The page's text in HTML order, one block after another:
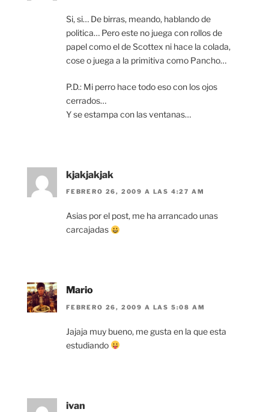
Si, si… De birras, meando, hablando de
politica… Pero este no juega con rollos de
papel como el de Scottex ni hace la colada,
cose o juega a la primitiva como Pancho…
P.D.: Mi perro hace todo eso con los ojos
cerrados…
Y se estampa con las ventanas…
kjakjakjak
FEBRERO 26, 2009 A LAS 4:27 AM
Asias por el post, me ha arrancado unas
carcajadas
Mario
FEBRERO 26, 2009 A LAS 5:08 AM
Jajaja muy bueno, me gusta en la que esta
estudiando
ivan